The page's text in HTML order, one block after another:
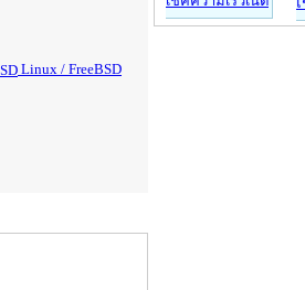
Linux / FreeBSD